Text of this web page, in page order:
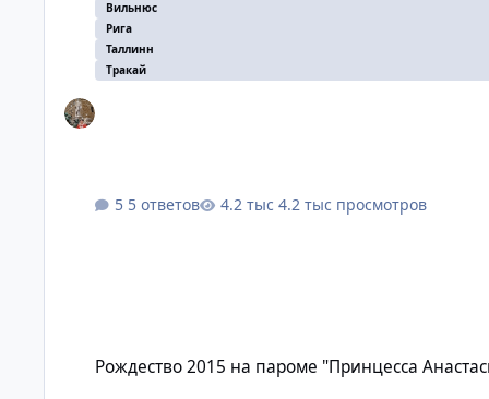
Вильнюс
Рига
Таллинн
Тракай
5 ответов 4.2 тыс просмотров
Рождество 2015 на пароме "Принцесса